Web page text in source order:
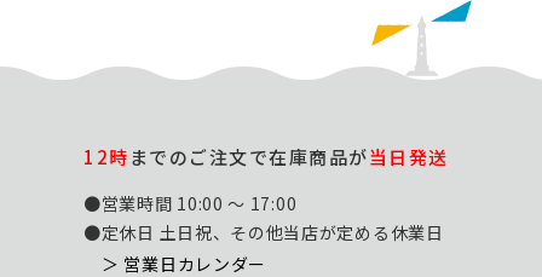
12時までのご注文で在庫商品が当日発送
●営業時間 10:00 ～ 17:00
●定休日 土日祝、その他当店が定める休業日
＞ 営業日カレンダー